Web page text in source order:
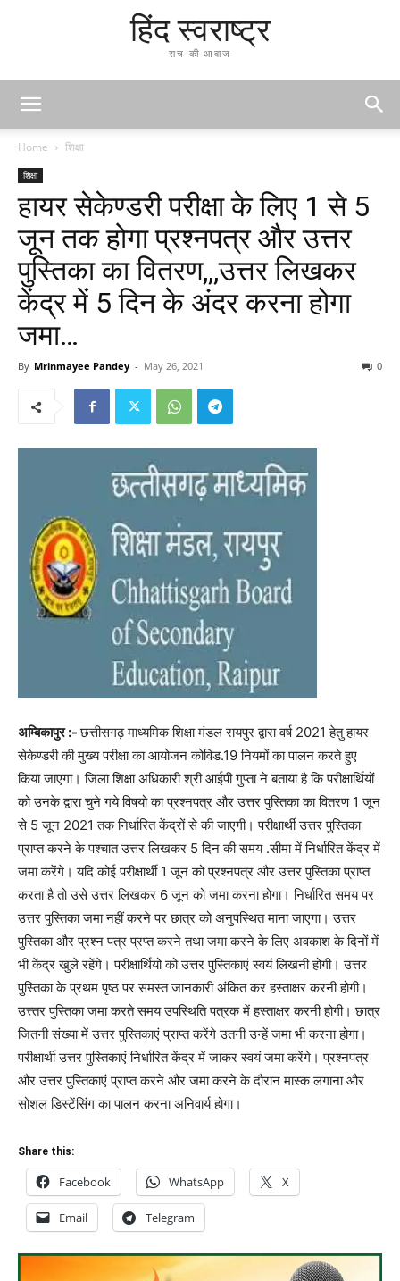
हिंद स्वराष्ट्र
सच की आवाज
Home शिक्षा
शिक्षा
हायर सेकेण्डरी परीक्षा के लिए 1 से 5
जून तक होगा प्रश्नपत्र और उत्तर
पुस्तिका का वितरण,,,उत्तर लिखकर
केंद्र में 5 दिन के अंदर करना होगा
जमा…
By Mrinmayee Pandey - May 26, 2021 0
अम्बिकापुर :-छत्तीसगढ़ माध्यमिक शिक्षा मंडल रायपुर द्वारा वर्ष 2021 हेतु हायर
सेकेण्डरी की मुख्य परीक्षा का आयोजन कोविड.19 नियमों का पालन करते हुए
किया जाएगा। जिला शिक्षा अधिकारी श्री आईपी गुप्ता ने बताया है कि परीक्षार्थियों
को उनके द्वारा चुने गये विषयो का प्रश्नपत्र और उत्तर पुस्तिका का वितरण 1 जून
से 5 जून 2021 तक निर्धारित केंद्रों से की जाएगी। परीक्षार्थी उत्तर पुस्तिका
प्राप्त करने के पश्चात उत्तर लिखकर 5 दिन की समय .सीमा में निर्धारित केंद्र में
जमा करेंगे। यदि कोई परीक्षार्थी 1 जून को प्रश्नपत्र और उत्तर पुस्तिका प्राप्त
करता है तो उसे उत्तर लिखकर 6 जून को जमा करना होगा। निर्धारित समय पर
उत्तर पुस्तिका जमा नहीं करने पर छात्र को अनुपस्थित माना जाएगा। उत्तर
पुस्तिका और प्रश्न पत्र प्रप्त करने तथा जमा करने के लिए अवकाश के दिनों में
भी केंद्र खुले रहेंगे। परीक्षार्थियो को उत्तर पुस्तिकाएं स्वयं लिखनी होगी। उत्तर
पुस्तिका के प्रथम पृष्ठ पर समस्त जानकारी अंकित कर हस्ताक्षर करनी होगी।
उत्त्तर पुस्तिका जमा करते समय उपस्थिति पत्रक में हस्ताक्षर करनी होगी। छात्र
जितनी संख्या में उत्तर पुस्तिकाएं प्राप्त करेंगे उतनी उन्हें जमा भी करना होगा।
परीक्षार्थी उत्तर पुस्तिकाएं निर्धारित केंद्र में जाकर स्वयं जमा करेंगे। प्रश्नपत्र
और उत्तर पुस्तिकाएं प्राप्त करने और जमा करने के दौरान मास्क लगाना और
सोशल डिस्टेंसिंग का पालन करना अनिवार्य होगा।
Share this:
Facebook WhatsApp X
Email Telegram